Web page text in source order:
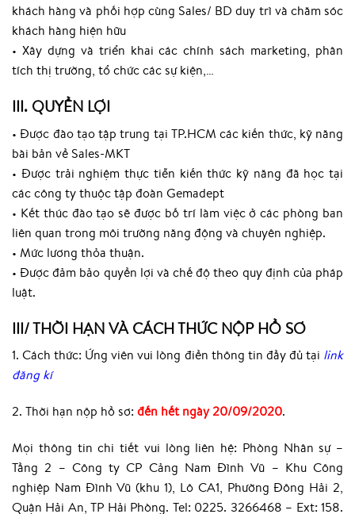
khách hàng và phối hợp cùng Sales/ BD duy trì và chăm sóc
khách hàng hiện hữu
• Xây dựng và triển khai các chính sách marketing, phân
tích thị trường, tổ chức các sự kiện,…
III. QUYỀN LỢI
• Được đào tạo tập trung tại TP.HCM các kiến thức, kỹ năng
bài bản về Sales-MKT
• Được trải nghiệm thực tiễn kiến thức kỹ năng đã học tại
các công ty thuộc tập đoàn Gemadept
• Kết thúc đào tạo sẽ được bố trí làm việc ở các phòng ban
liên quan trong môi trường năng động và chuyên nghiệp.
• Mức lương thỏa thuận.
• Được đảm bảo quyền lợi và chế độ theo quy định của pháp
luật.
III/ THỜI HẠN VÀ CÁCH THỨC NỘP HỒ SƠ
1. Cách thức: Ứng viên vui lòng điền thông tin đầy đủ tại link
đăng kí
2. Thời hạn nộp hồ sơ: đến hết ngày 20/09/2020.
Mọi thông tin chi tiết vui lòng liên hệ: Phòng Nhân sự –
Tầng 2 – Công ty CP Cảng Nam Đình Vũ – Khu Công
nghiệp Nam Đình Vũ (khu 1), Lô CA1, Phường Đông Hải 2,
Quận Hải An, TP Hải Phòng. Tel: 0225. 3266468 – Ext: 158.